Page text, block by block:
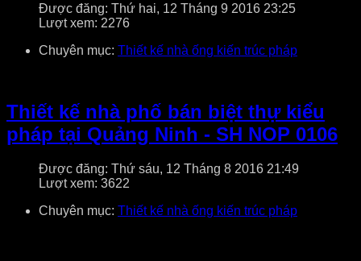
Được đăng: Thứ hai, 12 Tháng 9 2016 23:25
Lượt xem: 2276
Chuyên mục: Thiết kế nhà ống kiến trúc pháp
Thiết kế nhà phố bán biệt thự kiểu
pháp tại Quảng Ninh - SH NOP 0106
Được đăng: Thứ sáu, 12 Tháng 8 2016 21:49
Lượt xem: 3622
Chuyên mục: Thiết kế nhà ống kiến trúc pháp